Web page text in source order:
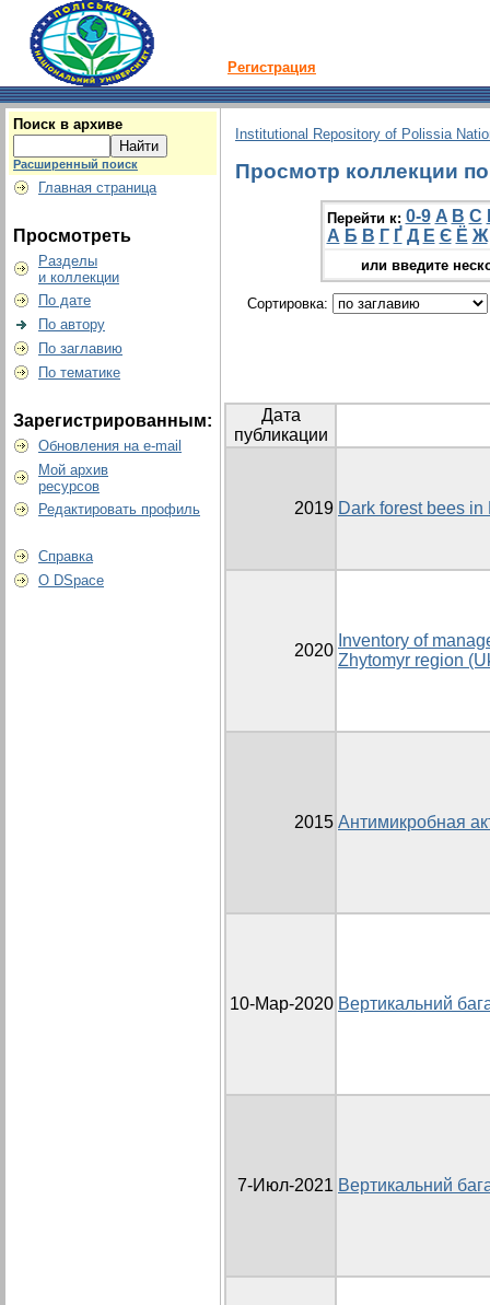
Регистрация
Поиск в архиве
Расширенный поиск
Главная страница
Просмотреть
Разделы
и коллекции
По дате
По автору
По заглавию
По тематике
Зарегистрированным:
Обновления на e-mail
Мой архив
ресурсов
Редактировать профиль
Справка
О DSpace
Institutional Repository of Polissia
Просмотр коллекции
Перейти к: 0-9 A B C
А Б В Г Ґ Д Е Є Ё Ж
или введите
Сортировка:
Дата
публикации
2019 Dark forest bees
2020
Inventory of
Zhytomyr region
2015 Антимикробная
10-Мар-2020 Вертикальний
7-Июл-2021 Вертикальний